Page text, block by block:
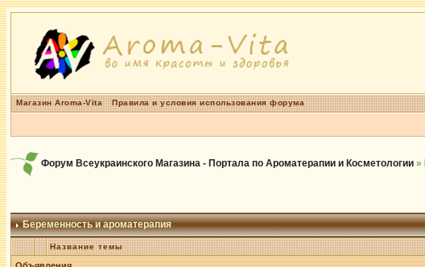
Магазин Aroma-Vita Правила и условия использования форума
Форум Всеукраинского Магазина - Портала по Ароматерапии и Косметологии »
Беременность и ароматерапия
Название темы